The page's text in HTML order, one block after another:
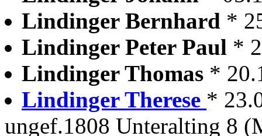
Lindinger Bernhard *
Lindinger Peter Paul *
Lindinger Thomas *
Lindinger Therese *
ungef.1808 Unteralting 8